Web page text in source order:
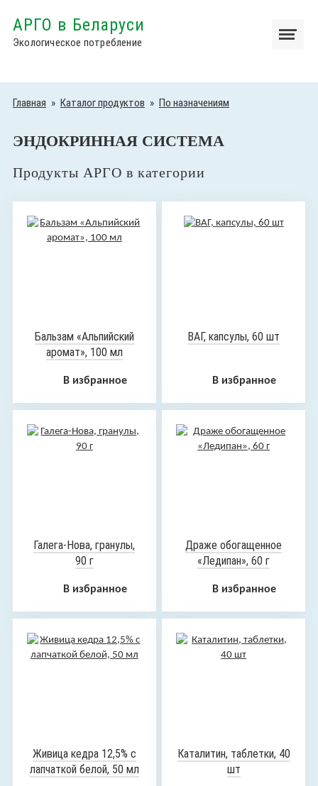
АРГО в Беларуси
Экологическое потребление
Главная » Каталог продуктов » По назначениям
ЭНДОКРИННАЯ СИСТЕМА
Продукты АРГО в категории
Бальзам «Альпийский
аромат», 100 мл
В избранное
ВАГ, капсулы, 60 шт
В избранное
Галега-Нова, гранулы,
90 г
В избранное
Драже обогащенное
«Ледипан», 60 г
В избранное
Живица кедра 12,5% с
лапчаткой белой, 50 мл
Каталитин, таблетки, 40
шт